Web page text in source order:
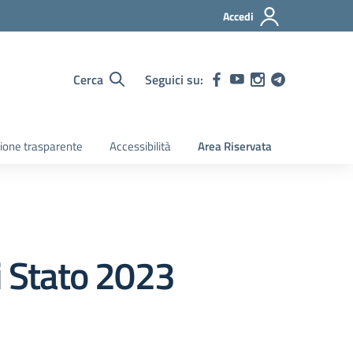
Accedi
Cerca Seguici su:
trasparente Accessibilità Area Riservata
2023